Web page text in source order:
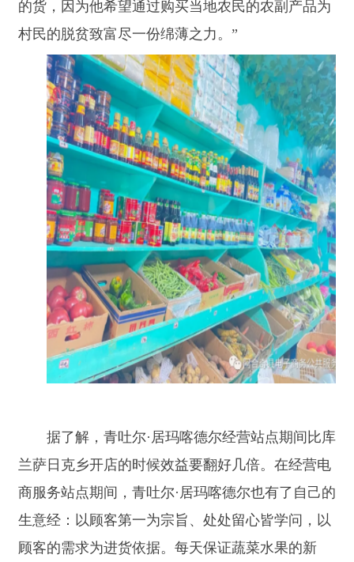
据了解，青吐尔·居玛喀德尔经营站点期间比库
兰萨日克乡开店的时候效益要翻好几倍。在经营电
商服务站点期间，青吐尔·居玛喀德尔也有了自己的
生意经：以顾客第一为宗旨、处处留心皆学问，以
顾客的需求为进货依据。每天保证蔬菜水果的新
鲜，一次性购买满30元商品得到一张优惠卡，集满
三张优惠卡有兑换一次价值30元免费商品的机会，
利用薄利多销的营销方法，得到了顾客的一致好
入有了很大的提高，生活质量也一天比一天好。
另外，青吐尔·居玛喀德尔还积极学习电商知识
运营的方式方法。同时，青吐尔·居玛喀德尔还在我
中心创建的新疆县域电商创业个人对接群中购买其